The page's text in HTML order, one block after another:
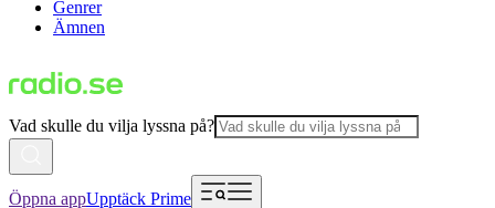
Genrer
Ämnen
Vad skulle du vilja lyssna på?
Öppna appUpptäck Prime